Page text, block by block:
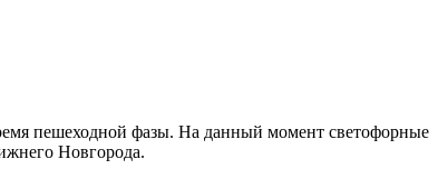
пешеходной фазы. На данный момент светофорные
Новгорода.